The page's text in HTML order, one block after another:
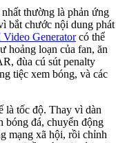
thường là phản ứng
bắt chước nội dung phát
Video Generatorcó thể
hoảng loạn của fan, ăn
đùa cú sút penalty
tiệc xem bóng, và các
là tốc độ. Thay vì dàn
bóng đá, chuyển động
mạng xã hội, rồi chỉnh